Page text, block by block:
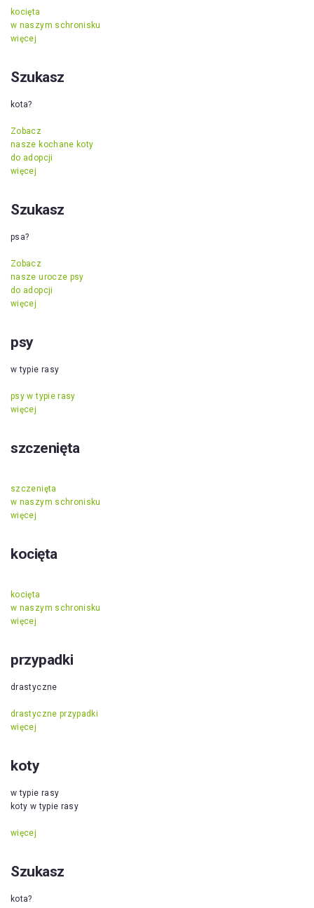
kocięta
w naszym schronisku
więcej
Szukasz
kota?
Zobacz
nasze kochane koty
do adopcji
więcej
Szukasz
psa?
Zobacz
nasze urocze psy
do adopcji
więcej
psy
w typie rasy
psy w typie rasy
więcej
szczenięta
szczenięta
w naszym schronisku
więcej
kocięta
kocięta
w naszym schronisku
więcej
przypadki
drastyczne
drastyczne przypadki
więcej
koty
w typie rasy
koty w typie rasy
więcej
Szukasz
kota?